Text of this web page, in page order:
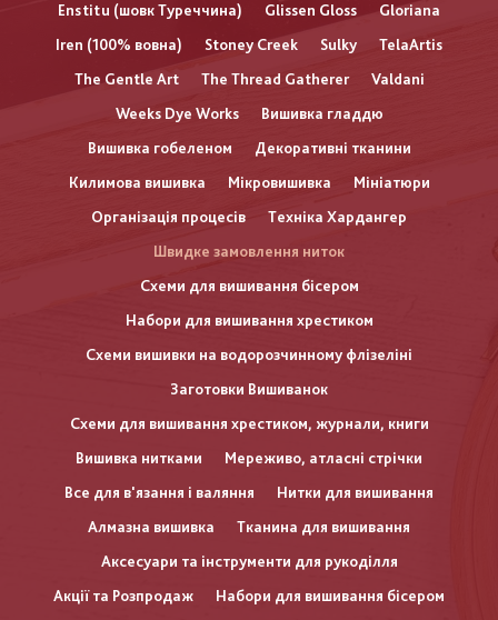
Enstitu (шовк Туреччина)
Glissen Gloss
Gloriana
Iren (100% вовна)
Stoney Creek Sulky
TelaArtis
The Gentle Art
The Thread Gatherer
Valdani
Weeks Dye Works
Вишивка гладдю
Вишивка гобеленом
Декоративні тканини
Килимова вишивка
Мікровишивка
Мініатюри
Організація процесів
Техніка Хардангер
Швидке замовлення ниток
Схеми для вишивання бісером
Набори для вишивання хрестиком
Схеми вишивки на водорозчинному флізеліні
Заготовки Вишиванок
Схеми для вишивання хрестиком, журнали, книги
Вишивка нитками
Мереживо, атласні стрічки
Все для в'язання і валяння
Нитки для вишивання
Алмазна вишивка
Тканина для вишивання
Аксесуари та інструменти для рукоділля
Акції та Розпродаж
Набори для вишивання бісером